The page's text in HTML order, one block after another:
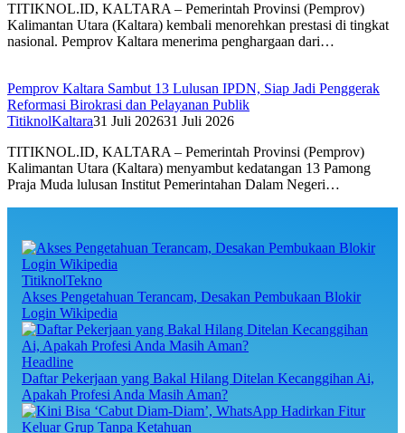
TITIKNOL.ID, KALTARA – Pemerintah Provinsi (Pemprov)
Kalimantan Utara (Kaltara) kembali menorehkan prestasi di tingkat
nasional. Pemprov Kaltara menerima penghargaan dari…
Pemprov Kaltara Sambut 13 Lulusan IPDN, Siap Jadi Penggerak
Reformasi Birokrasi dan Pelayanan Publik
TitiknolKaltara31 Juli 202631 Juli 2026
TITIKNOL.ID, KALTARA – Pemerintah Provinsi (Pemprov)
Kalimantan Utara (Kaltara) menyambut kedatangan 13 Pamong
Praja Muda lulusan Institut Pemerintahan Dalam Negeri…
TitiknolTekno
Akses Pengetahuan Terancam, Desakan Pembukaan Blokir
Login Wikipedia
Headline
Daftar Pekerjaan yang Bakal Hilang Ditelan Kecanggihan Ai,
Apakah Profesi Anda Masih Aman?